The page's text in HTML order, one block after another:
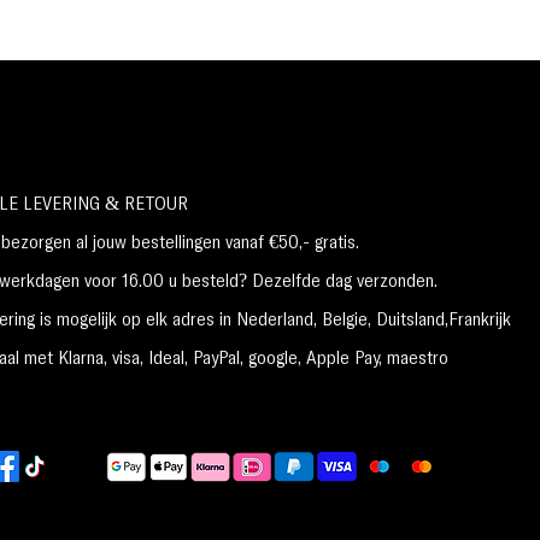
gevoel te creëren en helpen u te ontspannen. Ze
zijn daarom perfect voor uw avondroutine of een
LEVERING & RETOUR
al jouw bestellingen vanaf €50,- gratis.
voor 16.00 u besteld? Dezelfde dag verzonden.
is mogelijk op elk adres in Nederland, België, Duitsland,Frankrijk
met Klarna, visa, Ideal, PayPal, google, Apple Pay, maestro